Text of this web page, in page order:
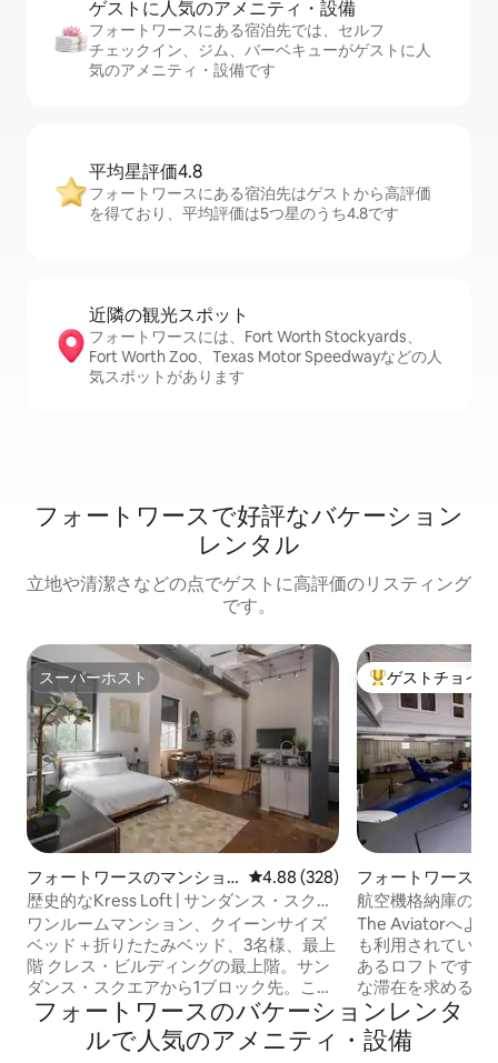
ゲストに人⁠気⁠のア⁠メ⁠ニ⁠テ⁠ィ・設⁠備
フォートワースにある宿泊先では、セ⁠ル⁠フ
チ⁠ェ⁠ッ⁠ク⁠イ⁠ン、ジム、バーベキューがゲストに人
気のアメニティ・設備です
平均星評価4.8
フォートワースにある宿泊先はゲストから高評価
を得ており、平均評価は5つ星のうち4.8です
近隣の観光ス⁠ポ⁠ッ⁠ト
フォートワースには、Fort Worth Stockyards、
Fort Worth Zoo、Texas Motor Speedwayなどの人
気スポットがあります
フォートワースで好評なバケーション
レンタル
立地や清潔さなどの点でゲストに高評価のリスティング
です。
スーパーホスト
スーパーホスト
フォートワースのマンショ
ン・アパート
レビュー328件、5つ星中4.88つ
4.88 (328)
歴史的なKress Loft | サンダンス・スクエ
ア、フォートワース
ワンルームマンション、クイーンサイズ
ベッド＋折りたたみベッド、3名様、最上
階 クレス・ビルディングの最上階。サン
ダンス・スクエアから1ブロック先。この
ワンルームマンションは、誇大広告では
なく、実際にその素晴らしさを提供しま
す。フォートワースのダウンタウンの中
大好評のゲスト
ゲストチョイス
フォートワースの
ウス
航空機格納庫のロ
で最もクールな滞
The Aviatorへよ
も利用されてい
あるロフトです。
な滞在を求める方
方メートルのプ
広々とした快適
陸を間近で楽し
フォートワースのバケーションレンタ
ルで人気のアメニティ・設備